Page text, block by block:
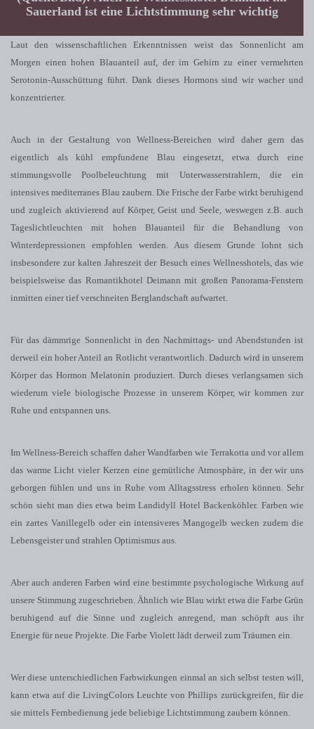
Sauerland ist eine Lichtstimmung sehr wichtig
Laut den wissenschaftlichen Erkenntnissen weist das Sonnenlicht am
Morgen einen hohen Blauanteil auf, der im Gehirn zu einer vermehrten
Serotonin-Ausschüttung führt. Dank dieses Hormons sind wir wacher und
konzentrierter.
Auch in der Gestaltung von Wellness-Bereichen wird daher gern das
eigentlich als kühl empfundene Blau eingesetzt, etwa durch eine
stimmungsvolle Poolbeleuchtung mit Unterwasserstrahlern, die ein
intensives mediterranes Blau zaubern. Die Frische der Farbe wirkt beruhigend
und zugleich aktivierend auf Körper, Geist und Seele, weswegen z.B. auch
Tageslichtleuchten mit hohen Blauanteil für die Behandlung von
Winterdepressionen empfohlen werden. Aus diesem Grunde lohnt sich
insbesondere zur kalten Jahreszeit der Besuch eines Wellnesshotels, das wie
beispielsweise das Romantikhotel Deimann mit großen Panorama-Fenstern
inmitten einer tief verschneiten Berglandschaft aufwartet.
Für das dämmrige Sonnenlicht in den Nachmittags- und Abendstunden ist
derweil ein hoher Anteil an Rotlicht verantwortlich. Dadurch wird in unserem
Körper das Hormon Melatonin produziert. Durch dieses verlangsamen sich
wiederum viele biologische Prozesse in unserem Körper, wir kommen zur
Ruhe und entspannen uns.
Im Wellness-Bereich schaffen daher Wandfarben wie Terrakotta und vor allem
das warme Licht vieler Kerzen eine gemütliche Atmosphäre, in der wir uns
geborgen fühlen und uns in Ruhe vom Alltagsstress erholen können. Sehr
schön sieht man dies etwa beim Landidyll Hotel Backenköhler. Farben wie
ein zartes Vanillegelb oder ein intensiveres Mangogelb wecken zudem die
Lebensgeister und strahlen Optimismus aus.
Aber auch anderen Farben wird eine bestimmte psychologische Wirkung auf
unsere Stimmung zugeschrieben. Ähnlich wie Blau wirkt etwa die Farbe Grün
beruhigend auf die Sinne und zugleich anregend, man schöpft aus ihr
Energie für neue Projekte. Die Farbe Violett lädt derweil zum Träumen ein.
Wer diese unterschiedlichen Farbwirkungen einmal an sich selbst testen will,
kann etwa auf die LivingColors Leuchte von Phillips zurückgreifen, für die
sie mittels Fernbedienung jede beliebige Lichtstimmung zaubern können.